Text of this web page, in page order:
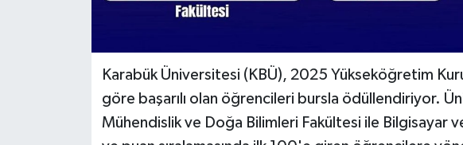
Karabük Üniversitesi (KBÜ), 2025 Yükseköğretim
göre başarılı olan öğrencileri bursla ödüllendiriyor.
Mühendislik ve Doğa Bilimleri Fakültesi ile Bilgisayar